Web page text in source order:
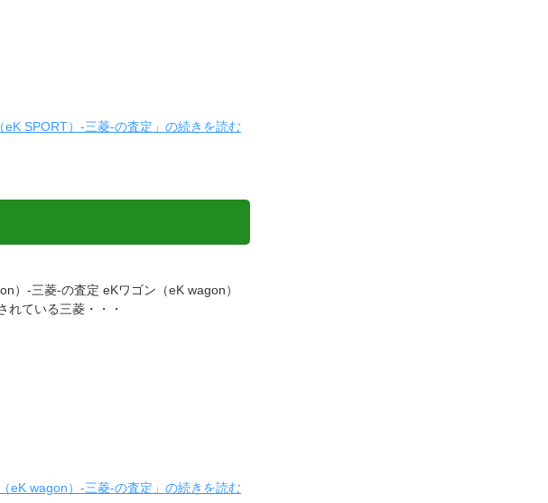
eK SPORT）-三菱-の査定」の続きを読む
）-三菱-の査定 eKワゴン（eK wagon）
れている三菱・・・
（eK wagon）-三菱-の査定」の続きを読む